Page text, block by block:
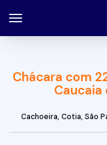
Chácara com
Cachoeira, Cotia, São